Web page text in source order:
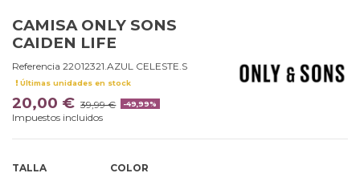
CAMISA ONLY SONS
CAIDEN LIFE
Referencia 22012321.AZUL CELESTE.S
Últimas unidades en stock
20,00 € 39,99 € -49,99%
Impuestos incluidos
TALLA
COLOR